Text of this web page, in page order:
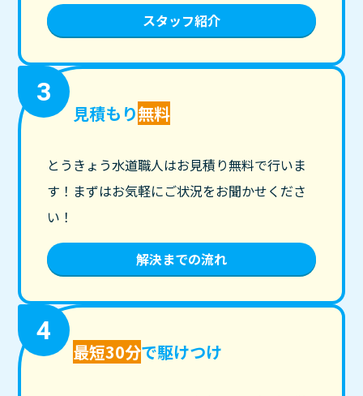
スタッフ紹介
3
見積もり無料
とうきょう水道職人はお見積り無料で行いま
す！まずはお気軽にご状況をお聞かせくださ
い！
解決までの流れ
4
最短30分で駆けつけ